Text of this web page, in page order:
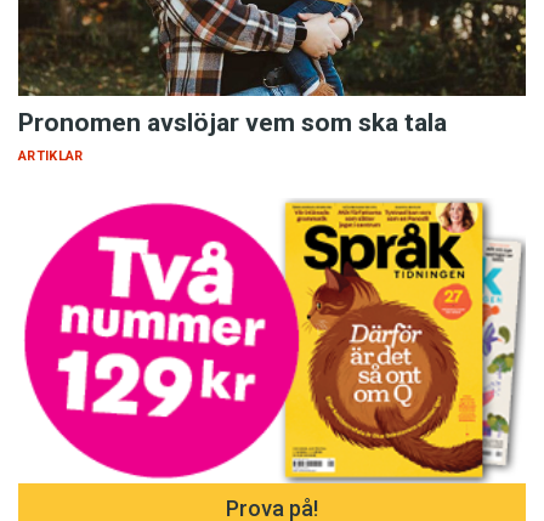
Pronomen avslöjar vem som ska tala
ARTIKLAR
Prova på!